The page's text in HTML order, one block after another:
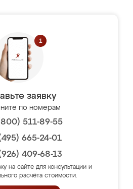
заявку
по номерам
511-89-55
665-24-01
409-68-13
на сайте для консультации и
расчёта стоимости.